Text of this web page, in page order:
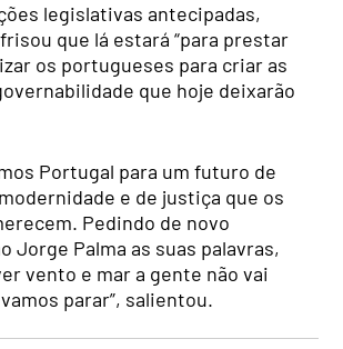
legislativas antecipadas,
que lá estará “para prestar
os portugueses para criar as
que hoje deixarão
Portugal para um futuro de
e de justiça que os
Pedindo de novo
Jorge Palma as suas palavras,
vento e mar a gente não vai
parar”, salientou.